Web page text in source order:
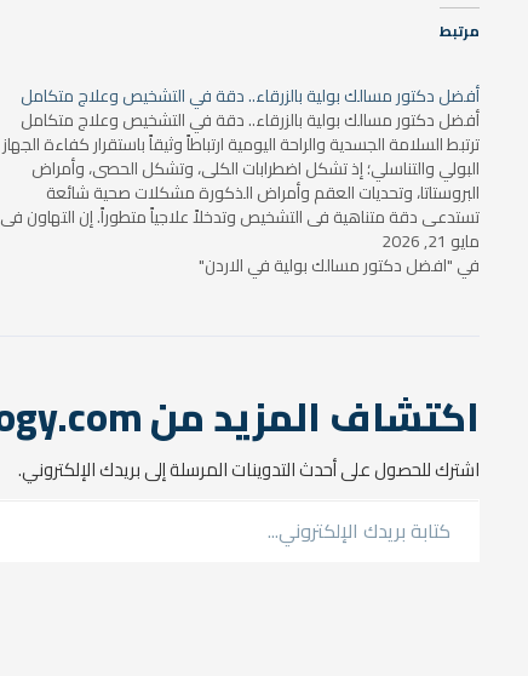
مرتبط
أفضل دكتور مسالك بولية بالزرقاء.. دقة في التشخيص وعلاج متكامل
أفضل دكتور مسالك بولية بالزرقاء.. دقة في التشخيص وعلاج متكامل
ترتبط السلامة الجسدية والراحة اليومية ارتباطاً وثيقاً باستقرار كفاءة الجهاز
البولي والتناسلي؛ إذ تشكل اضطرابات الكلى، وتشكل الحصى، وأمراض
البروستاتا، وتحديات العقم وأمراض الذكورة مشكلات صحية شائعة
تستدعي دقة متناهية في التشخيص وتدخلاً علاجياً متطوراً. إن التهاون في
التعامل مع…
مايو 21, 2026
في "افضل دكتور مسالك بولية في الاردن"
اكتشاف المزيد من araburology.com
اشترك للحصول على أحدث التدوينات المرسلة إلى بريدك الإلكتروني.